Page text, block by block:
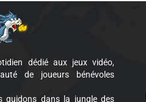
dédié aux jeux vidéo,
de joueurs bénévoles
guidons dans la jungle des